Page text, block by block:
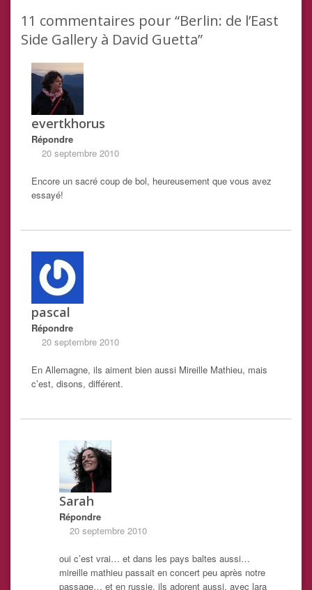
11 commentaires pour “Berlin: de l’East
Side Gallery à David Guetta”
evertkhorus
Répondre
20 septembre 2010
Encore un sacré coup de bol, heureusement que vous avez
essayé!
pascal
Répondre
20 septembre 2010
En Allemagne, ils aiment bien aussi Mireille Mathieu, mais
c’est, disons, différent.
Sarah
Répondre
20 septembre 2010
oui c’est vrai… et dans les pays baltes aussi…
mireille mathieu passait en concert peu après notre
passage… et en russie, ils adorent aussi, avec lara